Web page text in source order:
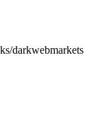
darkwebmarkets